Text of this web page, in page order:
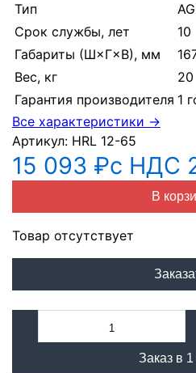
Тип
Срок службы, лет
10
Габариты (Ш×Г×В), мм
Вес, кг
20
Гарантия производителя 1
Все характеристики →
Артикул: HRL 12-65
15 093 ₽с НДС
В
Товар отсутствует
Заказ в 1